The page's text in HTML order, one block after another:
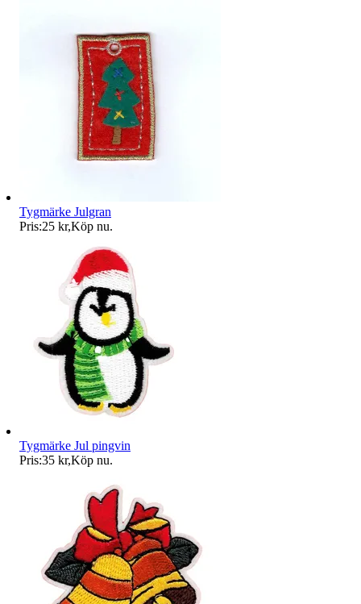
Tygmärke Julgran
Pris:25 kr,Köp nu.
Tygmärke Jul pingvin
Pris:35 kr,Köp nu.